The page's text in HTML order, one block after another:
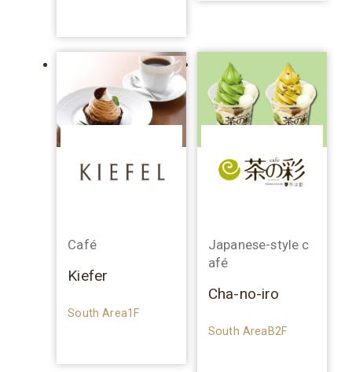
Café
Kiefer
South Area1F
Japanese-style c
afé
Cha-no-iro
South AreaB2F